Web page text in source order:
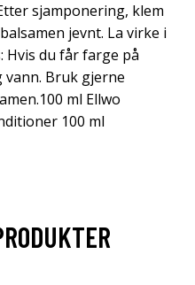
sjamponering, klem
jevnt. La virke i
Hvis du får farge på
vann. Bruk gjerne
ml Ellwo
100 ml